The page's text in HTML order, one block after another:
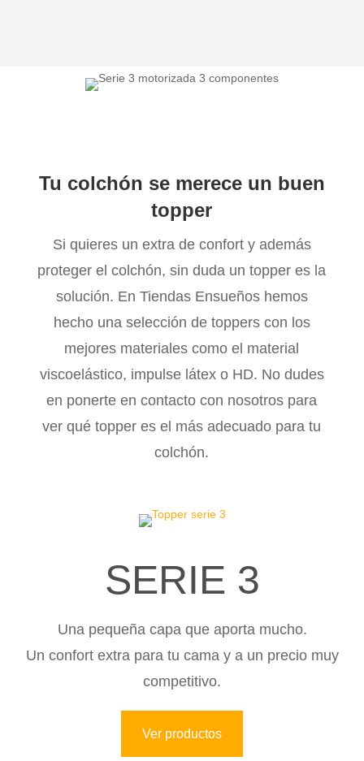
Tu colchón se merece un buen
topper
Si quieres un extra de confort y además
proteger el colchón, sin duda un topper es la
solución. En Tiendas Ensueños hemos
hecho una selección de toppers con los
mejores materiales como el material
viscoelástico, impulse látex o HD. No dudes
en ponerte en contacto con nosotros para
ver qué topper es el más adecuado para tu
colchón.
SERIE 3
Una pequeña capa que aporta mucho.
Un confort extra para tu cama y a un precio muy
competitivo.
Ver productos